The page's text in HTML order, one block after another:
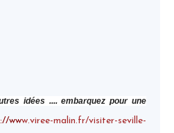
idées .... embarquez pour une
www.viree-malin.fr/visiter-seville-